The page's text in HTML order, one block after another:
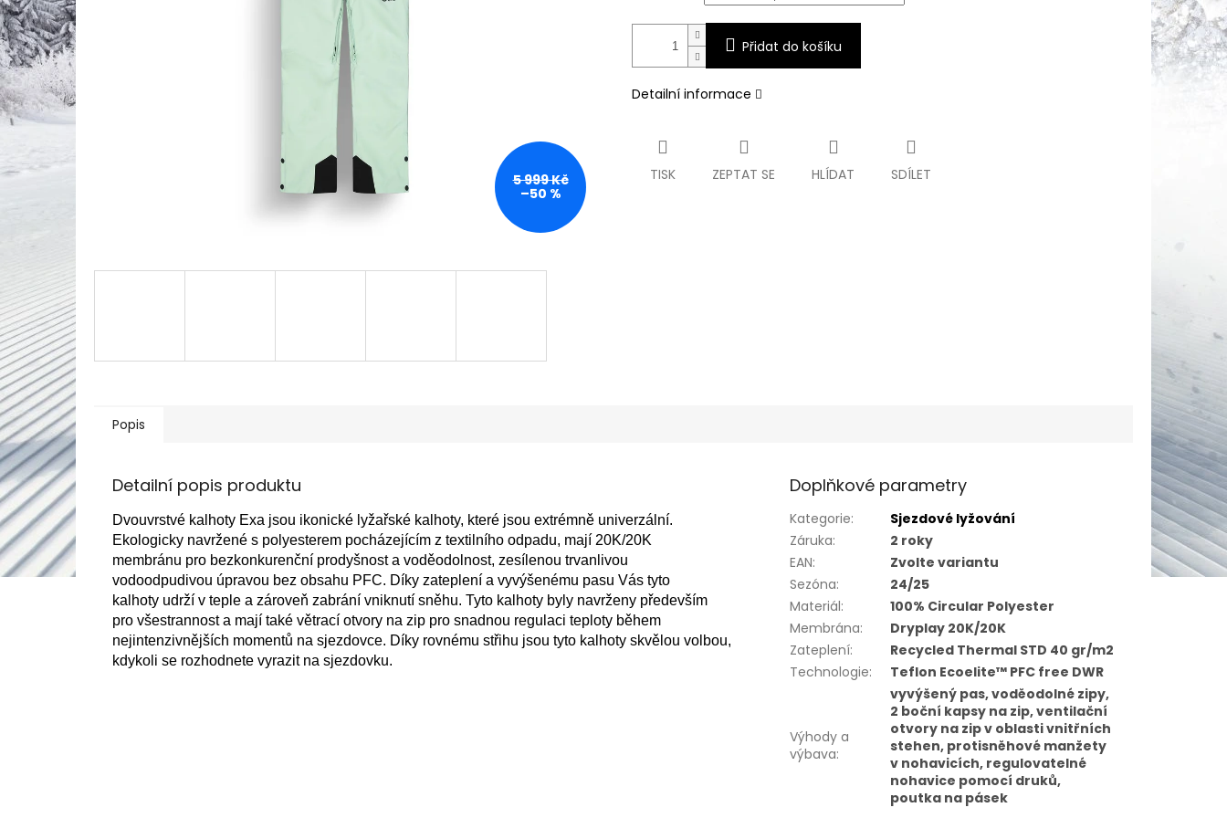
5 999 Kč
–50 %
Přidat do košíku
Detailní informace
TISK ZEPTAT SE HLÍDAT SDÍLET
Popis
Detailní popis produktu
Dvouvrstvé kalhoty Exa jsou ikonické lyžařské kalhoty, které jsou extrémně univerzální.
Ekologicky navržené s polyesterem pocházejícím z textilního odpadu, mají 20K/20K
membránu pro bezkonkurenční prodyšnost a voděodolnost, zesílenou trvanlivou
vodoodpudivou úpravou bez obsahu PFC. Díky zateplení a vyvýšenému pasu Vás tyto
kalhoty udrží v teple a zároveň zabrání vniknutí sněhu. Tyto kalhoty byly navrženy především
pro všestrannost a mají také větrací otvory na zip pro snadnou regulaci teploty během
nejintenzivnějších momentů na sjezdovce. Díky rovnému střihu jsou tyto kalhoty skvělou volbou,
kdykoli se rozhodnete vyrazit na sjezdovku.
Doplňkové parametry
Kategorie:
Sjezdové lyžování
Záruka:
2 roky
EAN:
Zvolte variantu
Sezóna:
24/25
Materiál:
100% Circular Polyester
Membrána:
Dryplay 20K/20K
Zateplení:
Recycled Thermal STD 40 gr/m2
Technologie: Teflon Ecoelite™ PFC free DWR
Výhody a
výbava:
vyvýšený pas, voděodolné zipy,
2 boční kapsy na zip, ventilační
otvory na zip v oblasti vnitřních
stehen, protisněhové manžety
v nohavicích, regulovatelné
nohavice pomocí druků,
poutka na pásek